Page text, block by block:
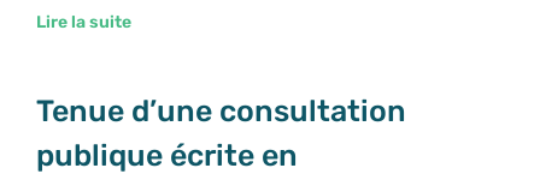
Lire la suite
Tenue d’une consultation
publique écrite en